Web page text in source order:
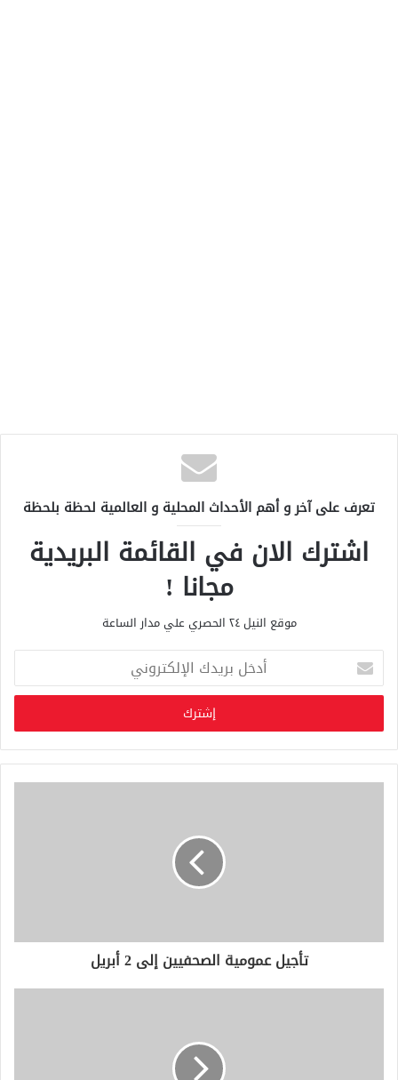
تعرف على آخر و أهم الأحداث المحلية و العالمية لحظة بلحظة
اشترك الان في القائمة البريدية
مجانا !
موقع النيل ٢٤ الحصري علي مدار الساعة
خ
ب
ر
ي
د
ر
ي
تأجيل عمومية الصحفيين إلى 2 أبريل